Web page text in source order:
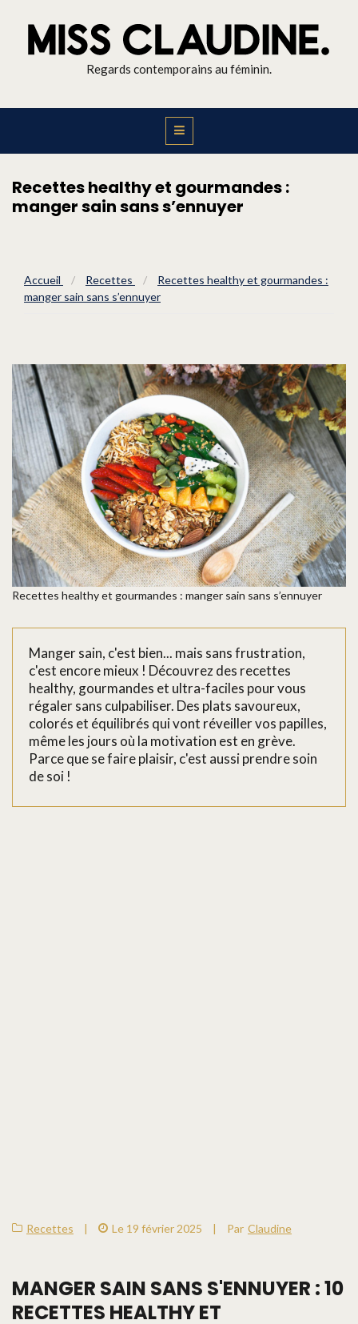
Regards contemporains au féminin.
Recettes healthy et gourmandes :
manger sain sans s’ennuyer
Accueil / Recettes /
Recettes healthy et gourmandes :
manger sain sans s’ennuyer
Recettes healthy et gourmandes : manger sain sans s’ennuyer
Manger sain, c'est bien... mais sans frustration,
c'est encore mieux ! Découvrez des recettes
healthy, gourmandes et ultra-faciles pour vous
régaler sans culpabiliser. Des plats savoureux,
colorés et équilibrés qui vont réveiller vos papilles,
même les jours où la motivation est en grève.
Parce que se faire plaisir, c'est aussi prendre soin
de soi !
Recettes | Le 19 février 2025 | Par Claudine
MANGER SAIN SANS S'ENNUYER : 10
RECETTES HEALTHY ET